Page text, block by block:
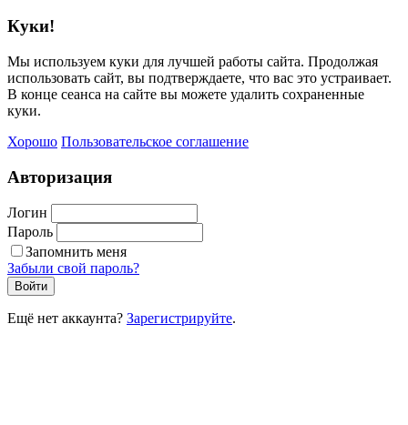
Куки!
Мы используем куки для лучшей работы сайта. Продолжая
использовать сайт, вы подтверждаете, что вас это устраивает.
В конце сеанса на сайте вы можете удалить сохраненные
куки.
Хорошо Пользовательское соглашение
Авторизация
Логин
Пароль
Запомнить меня
Забыли свой пароль?
Войти
Ещё нет аккаунта? Зарегистрируйте.